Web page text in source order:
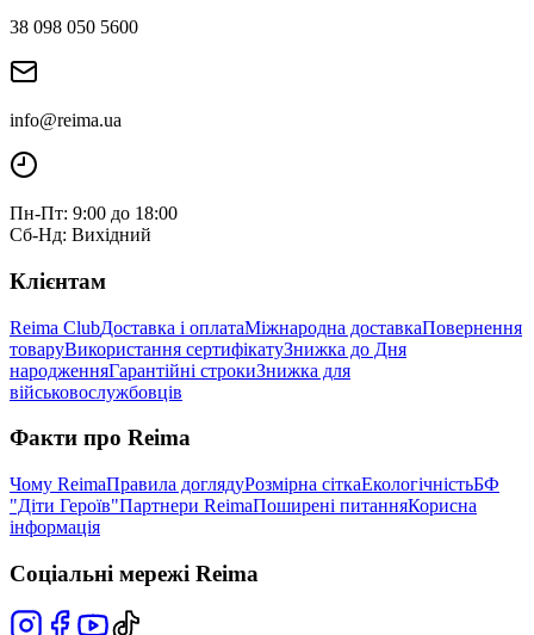
38 098 050 5600
info@reima.ua
Пн-Пт: 9:00 до 18:00
Сб-Нд: Вихідний
Клієнтам
Reima ClubДоставка і оплатаМіжнародна доставкаПовернення
товаруВикористання сертифікатуЗнижка до Дня
народженняГарантійні строкиЗнижка для
військовослужбовців
Факти про Reima
Чому ReimaПравила доглядуРозмірна сіткаЕкологічністьБФ
"Діти Героїв"Партнери ReimaПоширені питанняКорисна
інформація
Соціальні мережі Reima